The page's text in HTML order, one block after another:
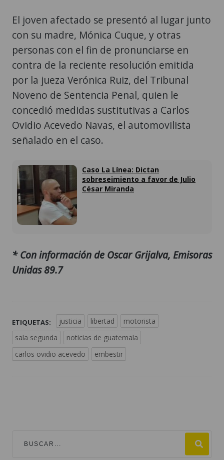
El joven afectado se presentó al lugar junto
con su madre, Mónica Cuque, y otras
personas con el fin de pronunciarse en
contra de la reciente resolución emitida
por la jueza Verónica Ruiz, del Tribunal
Noveno de Sentencia Penal, quien le
concedió medidas sustitutivas a Carlos
Ovidio Acevedo Navas, el automovilista
señalado en el caso.
Caso La Línea: Dictan
sobreseimiento a favor de Julio
César Miranda
* Con información de Oscar Grijalva, Emisoras
Unidas 89.7
ETIQUETAS: justicia libertad
motorista
sala segunda
noticias de guatemala
carlos ovidio acevedo
embestir